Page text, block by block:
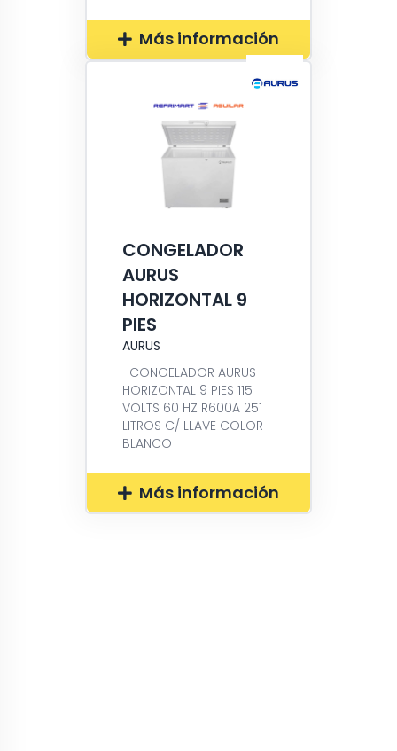
Más información
CONGELADOR
AURUS
HORIZONTAL 9
PIES
AURUS
CONGELADOR AURUS
HORIZONTAL 9 PIES 115
VOLTS 60 HZ R600A 251
LITROS C/ LLAVE COLOR
BLANCO
Más información